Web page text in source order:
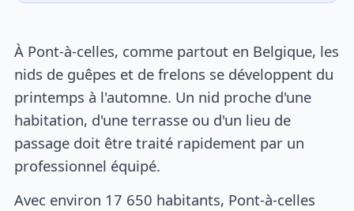
À Pont-à-celles, comme partout en Belgique, les
nids de guêpes et de frelons se développent du
printemps à l'automne. Un nid proche d'une
habitation, d'une terrasse ou d'un lieu de
passage doit être traité rapidement par un
professionnel équipé.
Avec environ 17 650 habitants, Pont-à-celles